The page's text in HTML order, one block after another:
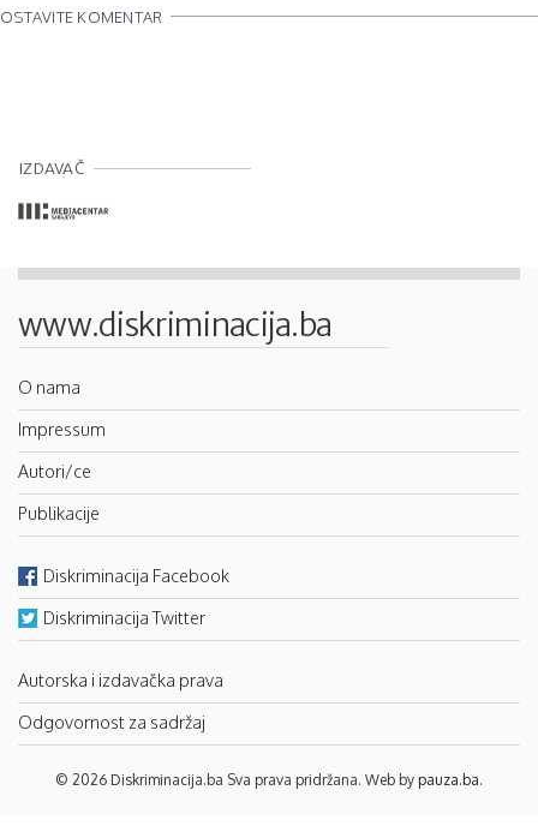
OSTAVITE KOMENTAR
IZDAVAČ
www.diskriminacija.ba
O nama
Impressum
Autori/ce
Publikacije
Diskriminacija Facebook
Diskriminacija Twitter
Autorska i izdavačka prava
Odgovornost za sadržaj
© 2026 Diskriminacija.ba Sva prava pridržana. Web by pauza.ba.